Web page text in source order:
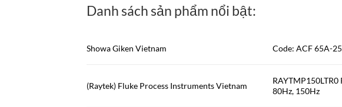
Danh sách sản phẩm nổi bật:
Showa Giken Vietnam Code: ACF 65A-
(Raytek) Fluke Process Instruments Vietnam
80Hz, 150Hz